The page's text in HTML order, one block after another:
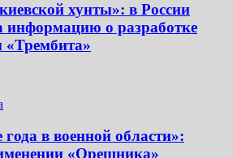
хунты»: в России
информацию о разработке
в военной области»:
«Орешника»